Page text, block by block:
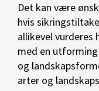
Det kan være
hvis
allikevel vurderes
med en
og
arter og